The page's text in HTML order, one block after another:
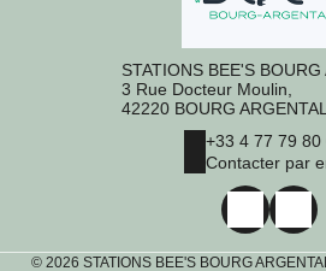
STATIONS BEE'S BOURG
3 Rue Docteur Moulin,
42220 BOURG
+33 4 77 79 80
Contacter par
© 2026 STATIONS BEE'S BOURG